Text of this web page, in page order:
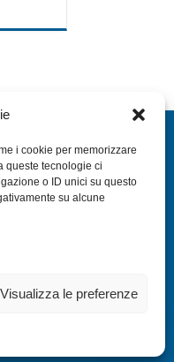
i cookie per memorizzare
queste tecnologie ci
o ID unici su questo
su alcune
Visualizza le preferenze
era: 105,00 €.
attuale è: 52,50 €.